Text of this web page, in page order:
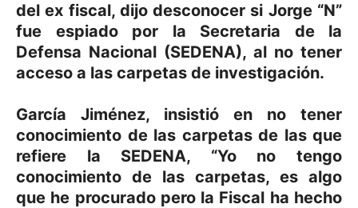
del ex fiscal, dijo desconocer si Jorge “N”
fue espiado por la Secretaria de la
Defensa Nacional (SEDENA), al no tener
acceso a las carpetas de investigación.
García Jiménez, insistió en no tener
conocimiento de las carpetas de las que
refiere la SEDENA, “Yo no tengo
conocimiento de las carpetas, es algo
que he procurado pero la Fiscal ha hecho